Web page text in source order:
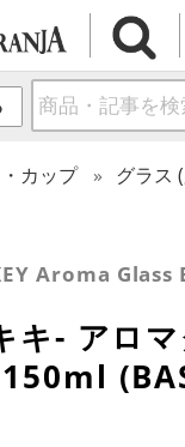
カップ
グラス
Aroma Glass
キ- アロ